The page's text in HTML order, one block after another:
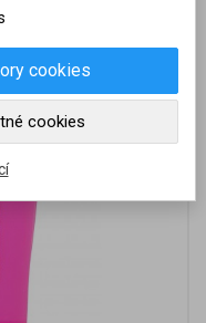
cookies
cookies